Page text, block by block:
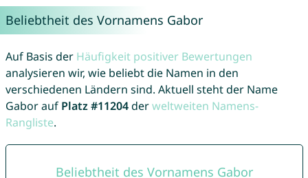
Beliebtheit des Vornamens Gabor
Auf Basis der Häufigkeit positiver Bewertungen
analysieren wir, wie beliebt die Namen in den
verschiedenen Ländern sind. Aktuell steht der Name
Gabor auf Platz #11204derweltweiten Namens-
Rangliste.